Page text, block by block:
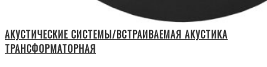
АКУСТИЧЕСКИЕ СИСТЕМЫ/ВСТРАИВАЕМАЯ АКУСТИКА
ТРАНСФОРМАТОРНАЯ